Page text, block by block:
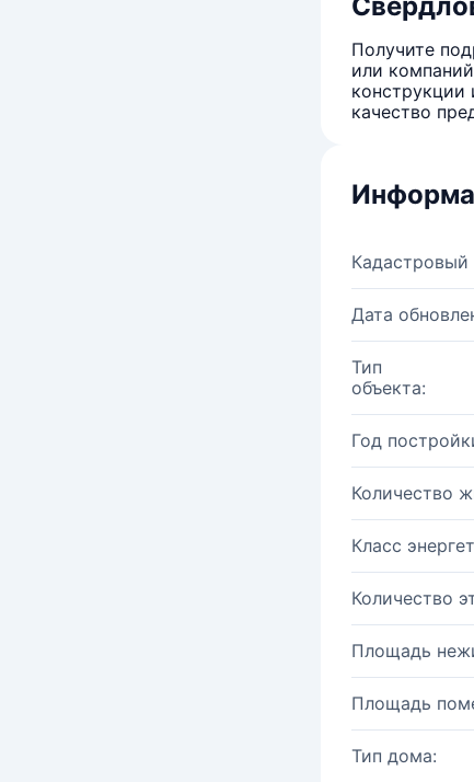
Получите
или
конструкции
качество
Кадастровый
Дата
Тип
объекта:
Год
Количество
Класс
Количество
Площадь
Площадь
Тип дома: